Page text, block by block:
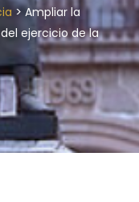
>Ampliar la
ejercicio de la